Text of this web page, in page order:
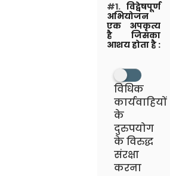
#1.विद्वेषपूर्ण
अभियोजन
एक अपकृत्य
है जिसका
आशय होता है :
विधिक
कार्यवाहियों
के
दुरुपयोग
के विरुद्ध
संरक्षा
करना